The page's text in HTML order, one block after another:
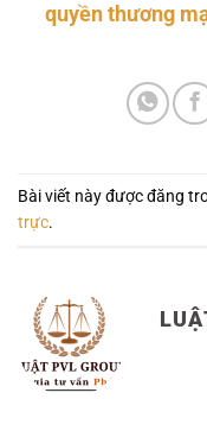
quyền thương
Bài viết này được đăng
trực.